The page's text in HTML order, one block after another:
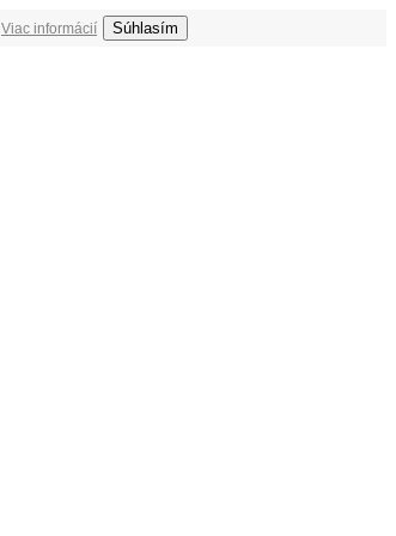
Viac informácií Súhlasím